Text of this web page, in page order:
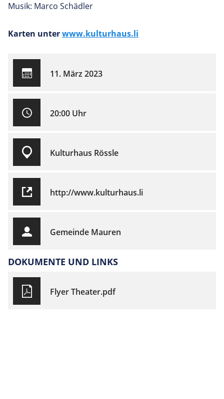
Musik: Marco Schädler
Karten unterwww.kulturhaus.li
11. März 2023
20:00 Uhr
Kulturhaus Rössle
http://www.kulturhaus.li
Gemeinde Mauren
DOKUMENTE UND LINKS
Flyer Theater.pdf